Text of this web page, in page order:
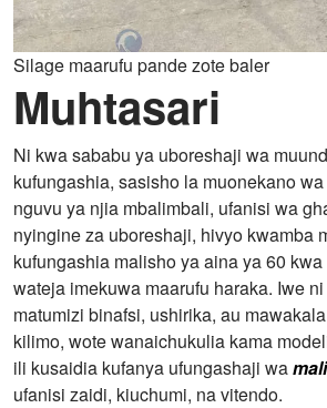
Silage maarufu pande zote baler
Muhtasari
Ni kwa sababu ya uboreshaji wa
kufungashia, sasisho la muonekano
nguvu ya njia mbalimbali, ufanisi wa
nyingine za uboreshaji, hivyo kwamba
kufungashia malisho ya aina ya 60
wateja imekuwa maarufu haraka. Iwe
matumizi binafsi, ushirika, au
kilimo, wote wanaichukulia kama
ili kusaidia kufanya ufungashaji wa
ufanisi zaidi, kiuchumi, na vitendo.